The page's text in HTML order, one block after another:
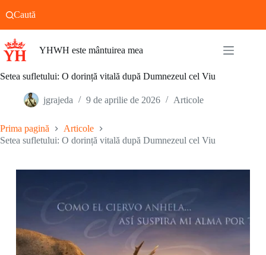
Caută
YHWH este mântuirea mea
Setea sufletului: O dorință vitală după Dumnezeul cel Viu
jgrajeda 9 de aprilie de 2026 Articole
Prima pagină
Articole
Setea sufletului: O dorință vitală după Dumnezeul cel Viu